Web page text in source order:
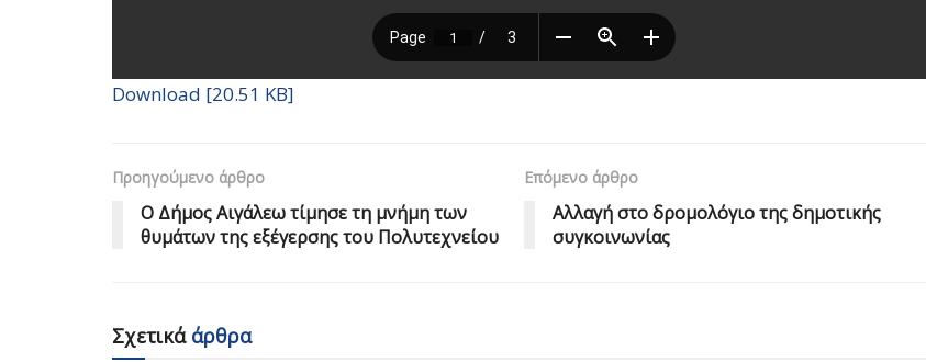
Download [20.51 KB]
Προηγούμενο άρθρο
Ο Δήμος Αιγάλεω τίμησε τη μνήμη των
θυμάτων της εξέγερσης του Πολυτεχνείου
Επόμενο άρθρο
Αλλαγή στο δρομολόγιο της δημοτικής
συγκοινωνίας
Σχετικάάρθρα